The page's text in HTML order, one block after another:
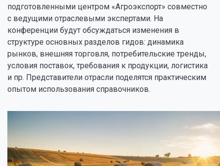
подготовленными центром «Агроэкспорт» совместно
с ведущими отраслевыми экспертами. На
конференции будут обсуждаться изменения в
структуре основных разделов гидов: динамика
рынков, внешняя торговля, потребительские тренды,
условия поставок, требования к продукции, логистика
и пр. Представители отрасли поделятся практическим
опытом использования справочников.